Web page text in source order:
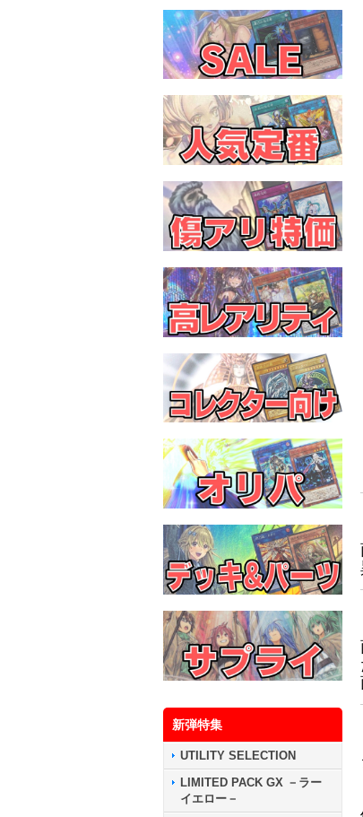
新弾特集
UTILITY SELECTION
LIMITED PACK GX －ラー
イエロー－